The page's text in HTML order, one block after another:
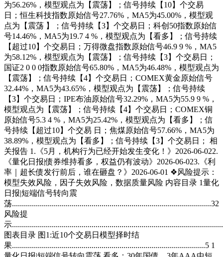
为56.26%，模型观点为【震荡】；信号持续【10】个交易
日；恒生科技指数原始信号27.76%，MA5为45.00%，模型观
点为【震荡 】；信号持续【3】个交易日；科创50指数原始信
号14.46%，MA5为19.7 4 %，模型观点为【看多】；信号持续
【超过10】个交易日；万得微盘指数原始信号46.9 9 %，MA5
为58.12%，模型观点为【震荡】；信号持续【3】个交易日；
国证2 0 0 0指数原始信号65.80%，MA5为46.48%，模型观点为
【震荡】；信号持续【4】个交易日；COMEX黄金原始信号
32.44%，MA5为43.65%，模型观点为【震荡】；信号持续
【3】个交易日；IPE布油原始信号32.29%，MA5为55.9 9 %，
模型观点为【震荡】；信号持续【4】个交易日；COMEX铜
原始信号5.3 4 %，MA5为25.42%，模型观点为【看多】；信
号持续【超过10】个交易 日；焦煤原始信号57.66%，MA5为
38.89%，模型观点为【看多】；信号持续【3】个交易日； 相
关报告 1.《5月，机构行为已经开始发生变化！》2026-06-022.
《量化日报|债券维持看多，权益仍有波动》2026-06-023.《利
率｜超长债发行前后，谁在砸盘？》2026-06-01 ❖风险提示：
模型失效风险，因子失效风险，数据质量风险 内容目录 1量化
日报|短端信号转向震
荡....................................................................................................32
风险提
示
图表目录 图1:近10个交易日模型择时结
果.................................................................................................5 1